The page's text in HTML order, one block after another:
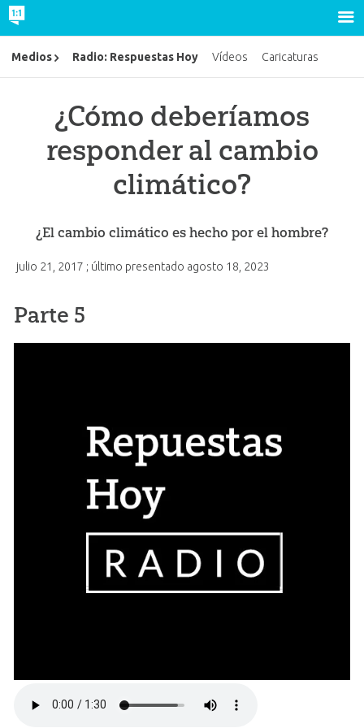
¿Cómo deberíamos
responder al cambio
climático?
¿El cambio climático es hecho por el hombre?
julio 21, 2017 ; último presentado agosto 18, 2023
Parte 5
Medios Radio: Respuestas Hoy Vídeos Caricaturas